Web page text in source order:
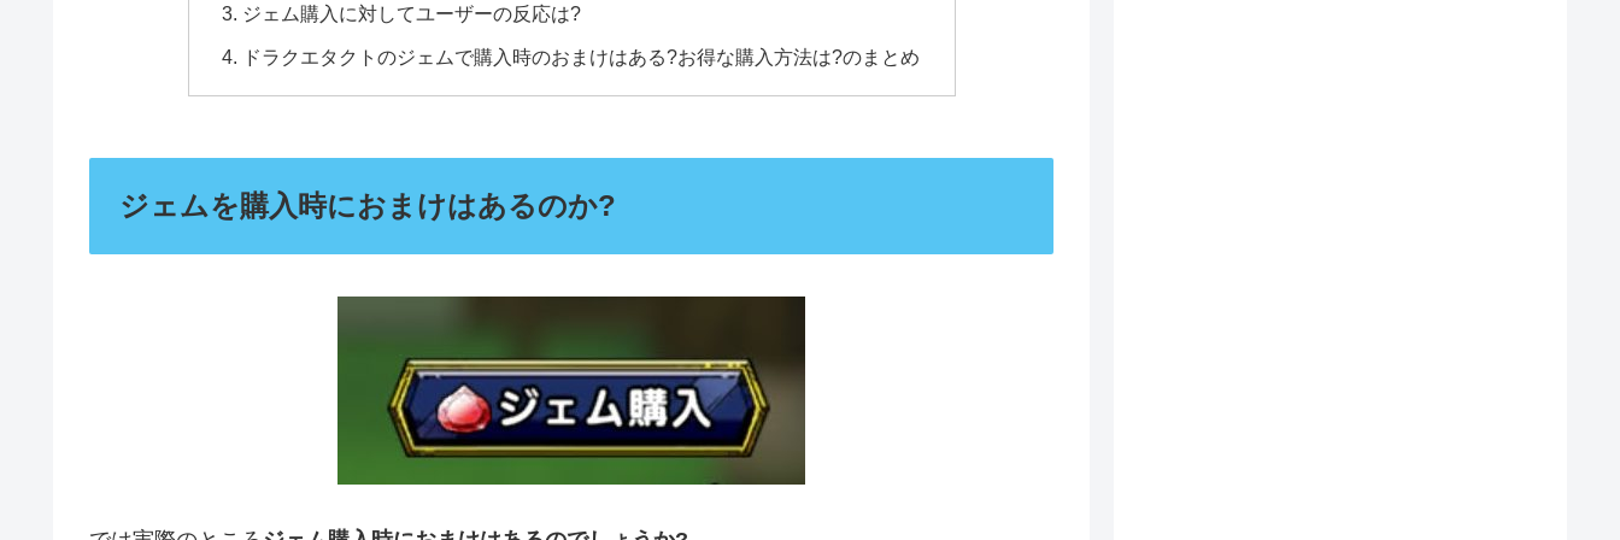
ジェム購入に対してユーザーの反応は?
ドラクエタクトのジェムで購入時のおまけはある?お得な購入方法は?のまとめ
ジェムを購入時におまけはあるのか?